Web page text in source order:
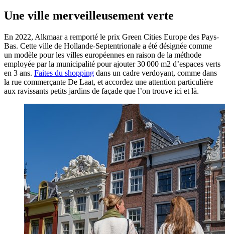
Une ville merveilleusement verte
En 2022, Alkmaar a remporté le prix Green Cities Europe des Pays-
Bas. Cette ville de Hollande-Septentrionale a été désignée comme
un modèle pour les villes européennes en raison de la méthode
employée par la municipalité pour ajouter 30 000 m2 d’espaces verts
en 3 ans. Faites du shopping dans un cadre verdoyant, comme dans
la rue commerçante De Laat, et accordez une attention particulière
aux ravissants petits jardins de façade que l’on trouve ici et là.